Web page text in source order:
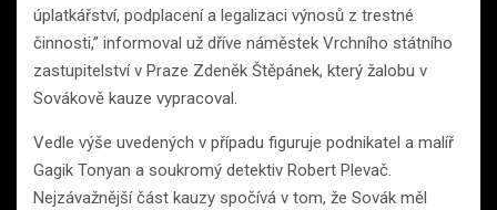
úplatkářství, podplacení a legalizaci výnosů z trestné
činnosti,” informoval už dříve náměstek Vrchního státního
zastupitelství v Praze Zdeněk Štěpánek, který žalobu v
Sovákově kauze vypracoval.
Vedle výše uvedených v případu figuruje podnikatel a malíř
Gagik Tonyan a soukromý detektiv Robert Plevač.
Nejzávažnější část kauzy spočívá v tom, že Sovák měl